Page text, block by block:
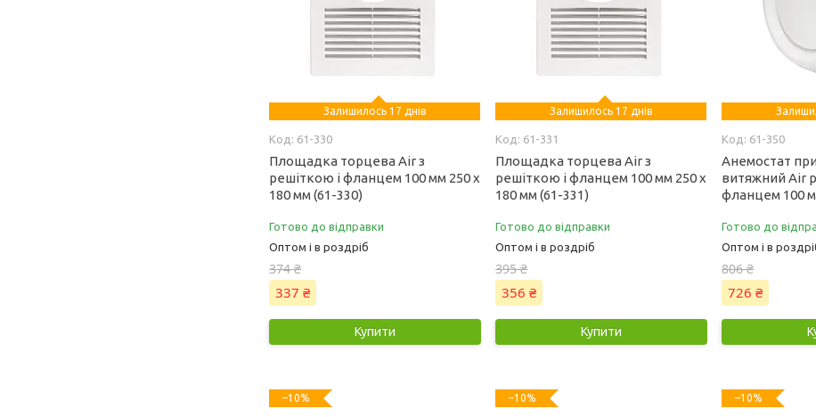
Залишилось 17 днів
61-330
Площадка торцева Air з
решіткою і фланцем 100 мм 250 х
180 мм (61-330)
Готово до відправки
Оптом і в роздріб
374 ₴
337 ₴
Купити
Залишилось 17 днів
61-331
Площадка торцева Air з
решіткою і фланцем 100 мм 250 х
180 мм (61-331)
Готово до відправки
Оптом і в роздріб
395 ₴
356 ₴
Купити
61-350
Анемостат
витяжний Air
фланцем 100
Готово до
Оптом і в
806 ₴
726 ₴
–10% –10% –10%